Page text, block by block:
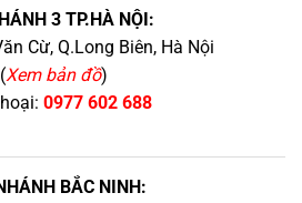
3 TP.HÀ NỘI:
Cừ, Q.Long Biên, Hà Nội
(Xem bản đồ)
0977 602 688
BẮC NINH: